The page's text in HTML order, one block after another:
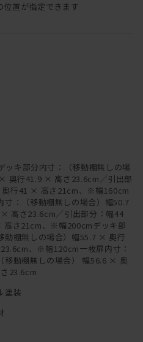
置が指定できます
ッキ部分内寸：（移動棚無しの場
奥行41.9 × 高さ23.6cm／引出部
行41 × 高さ21cm、※幅160cm
寸：（移動棚無しの場合）幅50.7
高さ23.6cm／引出部分：幅44
さ21cm、※幅200cmデッキ部
動棚無しの場合）幅55.7 × 奥行
、※幅120cm一枚扉内寸：
移動棚無しの場合） 幅56.6 × 奥
23.6cm
塗装